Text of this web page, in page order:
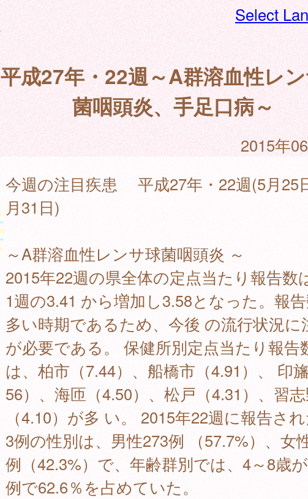
Select
平成27年・22週～A群溶血性レ
菌咽頭炎、手足口病～
2015年
今週の注目疾患 平成27年・22週(5月25
月31日)
～A群溶血性レンサ球菌咽頭炎 ～
2015年22週の県全体の定点当たり報告数
1週の3.41 から増加し3.58となった。報
多い時期であるため、今後 の流行状況に
が必要である。 保健所別定点当たり報告
は、柏市（7.44）、船橋市（4.91）、 印
56）、海匝（4.50）、松戸（4.31）、習
（4.10）が多 い。 2015年22週に報告さ
3例の性別は、男性273例 （57.7%）、女
例（42.3%）で、年齢群別では、4～8歳
例で62.6％を占めていた。